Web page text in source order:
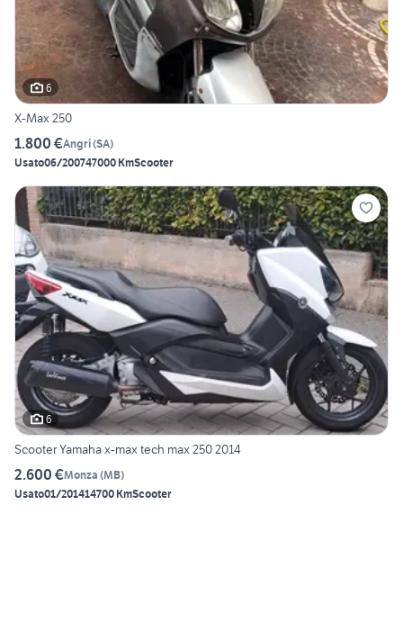
6
X-Max 250
1.800 €Angri(SA)
Usato06/200747000 KmScooter
6
Scooter Yamaha x-max tech max 250 2014
2.600 €Monza (MB)
Usato01/201414700 KmScooter